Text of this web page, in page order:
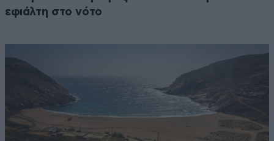
εφιάλτη στο νότο